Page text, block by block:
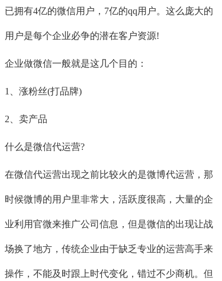
已拥有4亿的微信用户，7亿的qq用户。这么庞大的
用户是每个企业必争的潜在客户资源!
企业做微信一般就是这几个目的：
1、涨粉丝(打品牌)
2、卖产品
什么是微信代运营?
在微信代运营出现之前比较火的是微博代运营，那
时候微博的用户里非常大，活跃度很高，大量的企
业利用官微来推广公司信息，但是微信的出现让战
场换了地方，传统企业由于缺乏专业的运营高手来
操作，不能及时跟上时代变化，错过不少商机。但